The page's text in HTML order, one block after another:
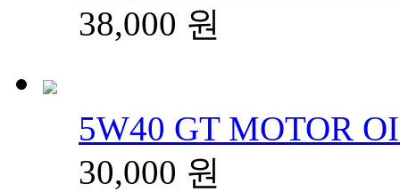
38,000 원
5W40 GT MOTOR
30,000 원